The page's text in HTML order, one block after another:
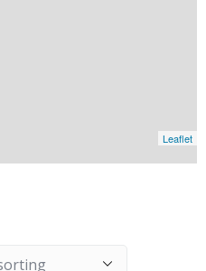
Leaflet